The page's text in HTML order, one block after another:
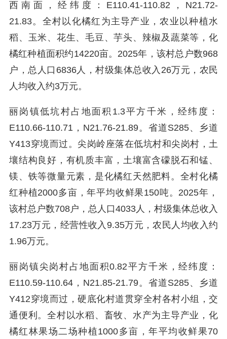
西南面，经纬度：E110.41-110.82，N21.72-
21.83。全村以化橘红为主导产业，农业以种植水
稻、玉米、花生、毛豆、芋头、辣椒及蔬菜等，化
橘红种植面积约14220亩。2025年，该村总户数968
户，总人口6836人，村级集体总收入26万元，农民
人均收入约3万元。
丽岗镇低坑村占地面积1.3平方千米，经纬度：
E110.66-110.71，N21.76-21.89。省道S285、乡道
Y413穿境而过。尖岗岭座落在低坑村和尖岗村，土
壤结构良好，有机质丰富，土壤富含礞脱石和锰、
镁、铁等微量元素，是化橘红天然肥料。全村化橘
红种植2000多亩，年平均收鲜果150吨。2025年，
该村总户数708户，总人口4033人，村级集体总收入
17.23万元，经营性收入9.35万元，农民人均收入约
1.96万元。
丽岗镇尖岗村占地面积0.82平方千米，经纬度：
E110.59-110.64，N21.85-21.79。省道S285、乡道
Y412穿境而过，硬底化村道贯穿全村各村小组，交
通便利。全村以水稻、畜牧、水产为主导产业，化
橘红林果场二场种植1000多亩，年平均收鲜果70